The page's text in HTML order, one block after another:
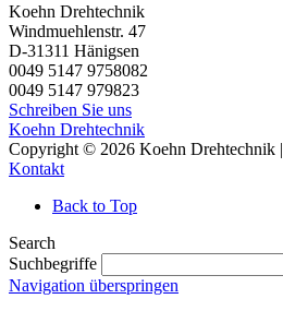
Koehn Drehtechnik
Windmuehlenstr. 47
D-31311 Hänigsen
0049 5147 9758082
0049 5147 979823
Schreiben Sie uns
Koehn Drehtechnik
Copyright © 2026 Koehn Drehtechnik |
Kontakt
Back to Top
Search
Suchbegriffe
Navigation überspringen